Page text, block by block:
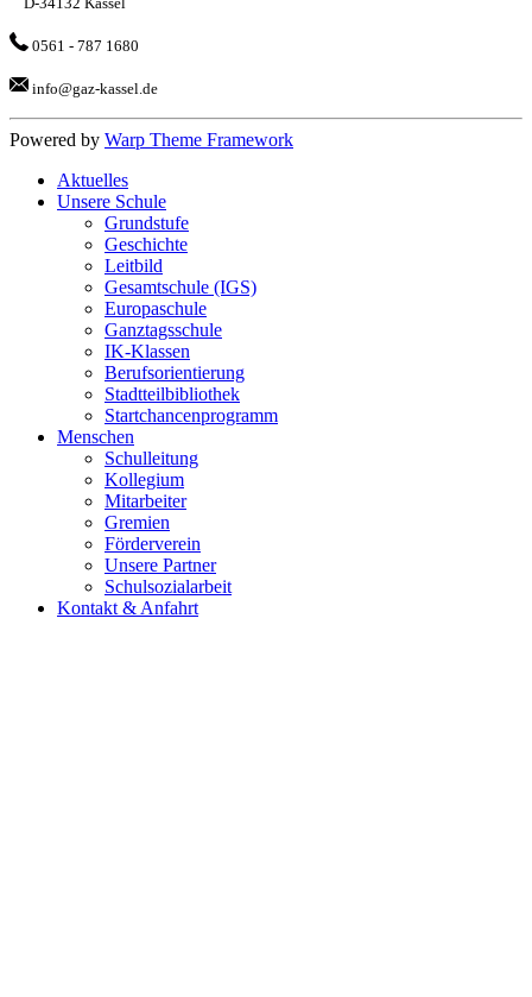
0561 - 787 1680
info@gaz-kassel.de
Powered by Warp Theme Framework
Aktuelles
Unsere Schule
Grundstufe
Geschichte
Leitbild
Gesamtschule (IGS)
Europaschule
Ganztagsschule
IK-Klassen
Berufsorientierung
Stadtteilbibliothek
Startchancenprogramm
Menschen
Schulleitung
Kollegium
Mitarbeiter
Gremien
Förderverein
Unsere Partner
Schulsozialarbeit
Kontakt & Anfahrt